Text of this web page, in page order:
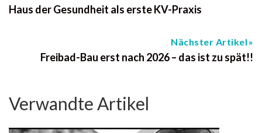
Haus der Gesundheit als erste KV-Praxis
Nächster Artikel
Freibad-Bau erst nach 2026 – das ist zu spät!!
Verwandte Artikel